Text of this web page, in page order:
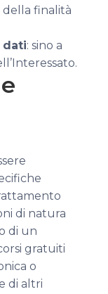
della finalità
dati: sino a
di natura
di un
gratuiti
o
di altri